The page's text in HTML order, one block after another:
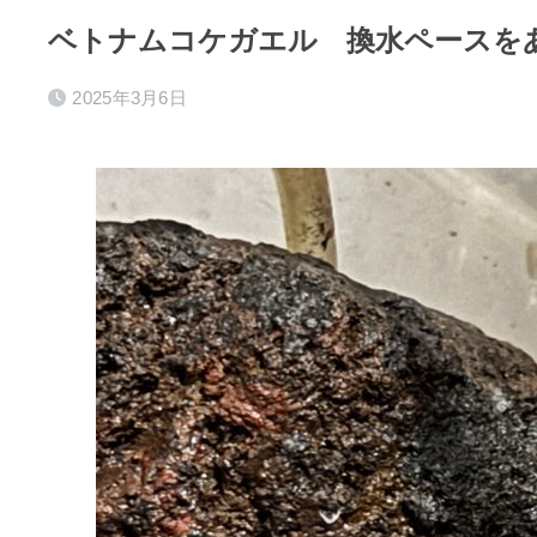
ベトナムコケガエル 換水ペースを
2025年3月6日